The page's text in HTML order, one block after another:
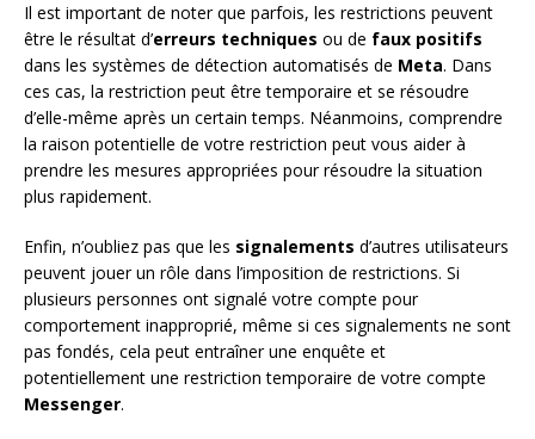
Il est important de noter que parfois, les restrictions peuvent
être le résultat d’erreurs techniques ou de faux positifs
dans les systèmes de détection automatisés de Meta. Dans
ces cas, la restriction peut être temporaire et se résoudre
d’elle-même après un certain temps. Néanmoins, comprendre
la raison potentielle de votre restriction peut vous aider à
prendre les mesures appropriées pour résoudre la situation
plus rapidement.
Enfin, n’oubliez pas que les signalements d’autres utilisateurs
peuvent jouer un rôle dans l’imposition de restrictions. Si
plusieurs personnes ont signalé votre compte pour
comportement inapproprié, même si ces signalements ne sont
pas fondés, cela peut entraîner une enquête et
potentiellement une restriction temporaire de votre compte
Messenger.